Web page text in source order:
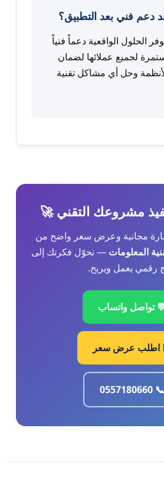
دعم فني بعد التطبيق؟
الحلول الواقعية دعماً فنياً
لجميع عملائها لضمان
وحل أي مشاكل تقنية
مشروعك التقني 🚀
مجانية وعرض سعر واضح من
المعلومات — نحوّل فكرتك إلى
رقمي يعمل ويربح.
تواصل واتساب
اطلب عرض سعر
📞 0557180660